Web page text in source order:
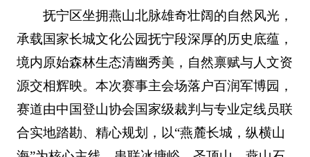
抚宁区坐拥燕山北脉雄奇壮阔的自然风光，
承载国家长城文化公园抚宁段深厚的历史底蕴，
境内原始森林生态清幽秀美，自然禀赋与人文资
源交相辉映。本次赛事主会场落户百润军博园，
赛道由中国登山协会国家级裁判与专业定线员联
合实地踏勘、精心规划，以“燕麓长城，纵横山